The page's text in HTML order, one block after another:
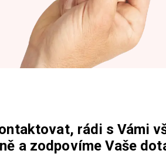
rádi s Vámi
a zodpovíme Vaše